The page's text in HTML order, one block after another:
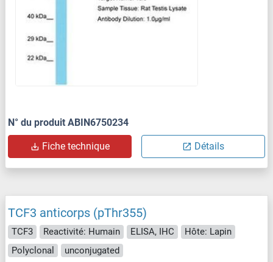
N° du produit ABIN6750234
Fiche technique Détails
TCF3 anticorps (pThr355)
TCF3 Reactivité: Humain ELISA, IHC
Hôte: Lapin
Polyclonal
unconjugated